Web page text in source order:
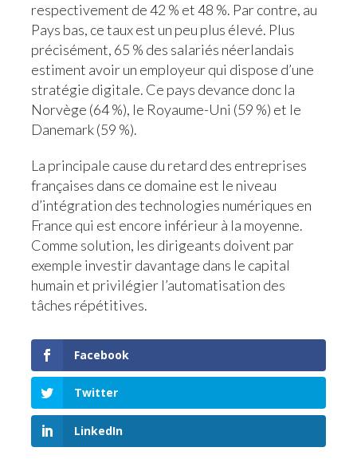
respectivement de 42 % et 48 %. Par contre, au
Pays bas, ce taux est un peu plus élevé. Plus
précisément, 65 % des salariés néerlandais
estiment avoir un employeur qui dispose d’une
stratégie digitale. Ce pays devance donc la
Norvège (64 %), le Royaume-Uni (59 %) et le
Danemark (59 %).
La principale cause du retard des entreprises
françaises dans ce domaine est le niveau
d’intégration des technologies numériques en
France qui est encore inférieur à la moyenne.
Comme solution, les dirigeants doivent par
exemple investir davantage dans le capital
humain et privilégier l’automatisation des
tâches répétitives.
Facebook
Twitter
LinkedIn